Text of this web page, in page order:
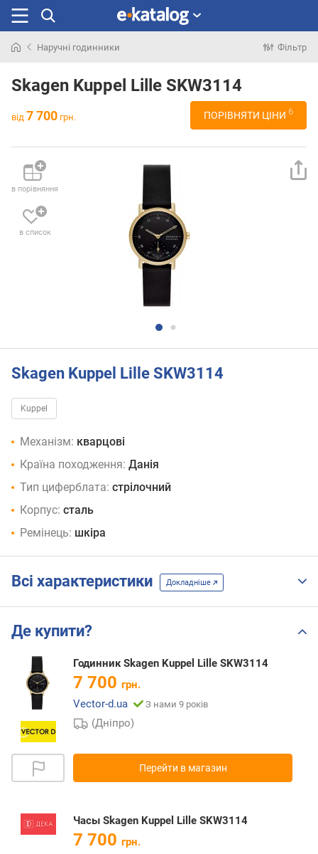
раніше
Наручні годинники Фільтр
Skagen Kuppel Lille SKW3114
від 7 700 грн. ПОРІВНЯТИ ЦІНИ 6
в порівняння
в список
Skagen Kuppel Lille SKW3114
Kuppel
Механізм: кварцові
Країна походження: Данія
Тип циферблата: стрілочний
Корпус: сталь
Ремінець: шкіра
Всі характеристики Докладніше
Де купити?
Годинник Skagen Kuppel Lille SKW3114
7 700 грн.
Vector-d.ua
З нами 9 років
(Дніпро)
Перейти в магазин
Часы Skagen Kuppel Lille SKW3114
7 700 грн.